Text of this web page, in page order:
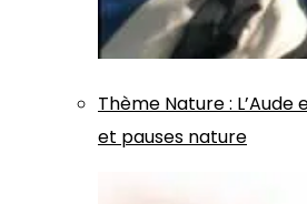
Thème Nature:
et pauses nature